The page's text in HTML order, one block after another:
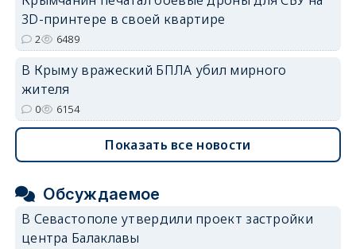
3D-принтере в своей квартире
2 6489
В Крыму вражеский БПЛА убил мирного
жителя
0 6154
Показать все новости
Обсуждаемое
В Севастополе утвердили проект застройки
центра Балаклавы